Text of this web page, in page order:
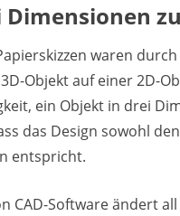
Dimensionen
waren
Objekt auf einer 2D-
ein Objekt in drei
das Design sowohl
entspricht.
CAD-Software ändert